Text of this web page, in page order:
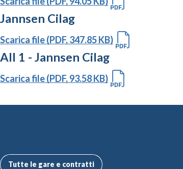
Jannsen Cilag
Scarica file (PDF, 347.85 KB)
All 1 - Jannsen Cilag
Scarica file (PDF, 93.58 KB)
Tutte le gare e contratti